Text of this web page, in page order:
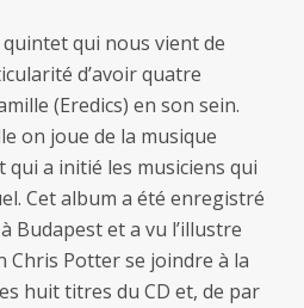
qui nous vient de
d’avoir quatre
(Eredics) en son sein.
on joue de la musique
qui a initié les musiciens qui
Cet album a été enregistré
Budapest et a vu l’illustre
Chris Potter se joindre à la
huit titres du CD et, de par